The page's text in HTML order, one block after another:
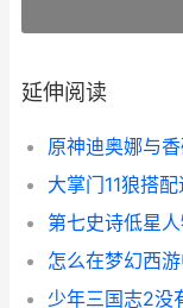
延伸阅读
第七史诗低星